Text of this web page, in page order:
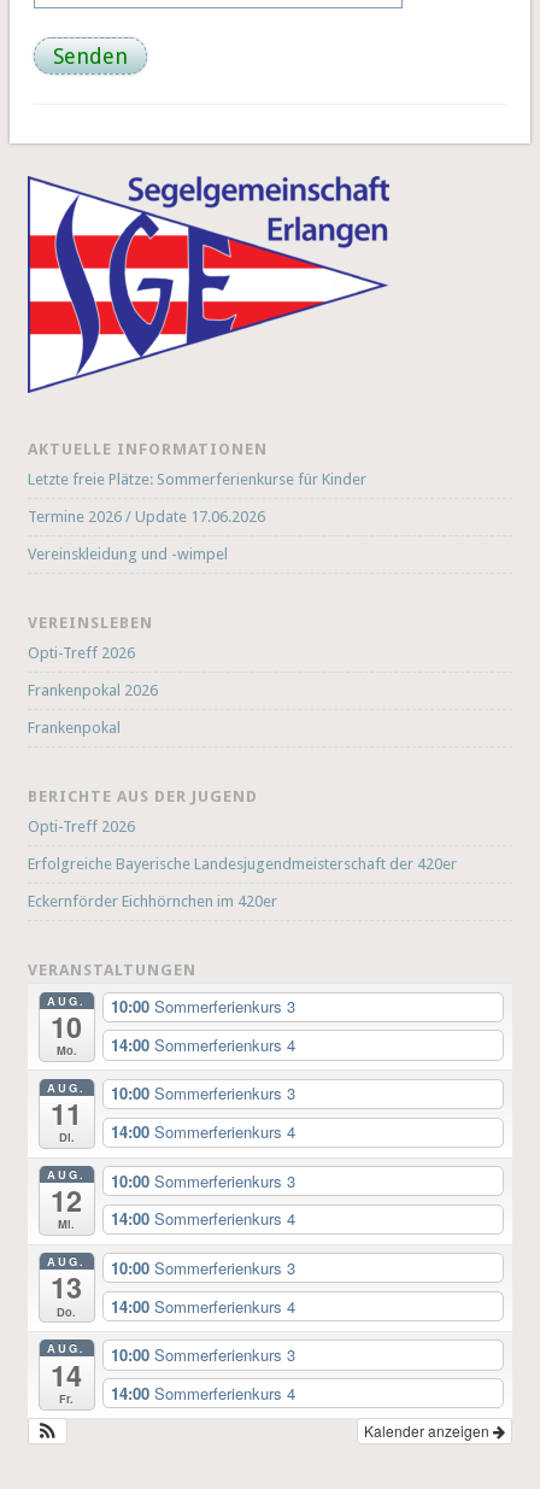
AKTUELLE INFORMATIONEN
Letzte freie Plätze: Sommerferienkurse für Kinder
Termine 2026 / Update 17.06.2026
Vereinskleidung und -wimpel
VEREINSLEBEN
Opti-Treff 2026
Frankenpokal 2026
Frankenpokal
BERICHTE AUS DER JUGEND
Opti-Treff 2026
Erfolgreiche Bayerische Landesjugendmeisterschaft der 420er
Eckernförder Eichhörnchen im 420er
VERANSTALTUNGEN
AUG.
10
Mo.
10:00 Sommerferienkurs 3
14:00 Sommerferienkurs 4
AUG.
11
Di.
10:00 Sommerferienkurs 3
14:00 Sommerferienkurs 4
AUG.
12
Mi.
10:00 Sommerferienkurs 3
14:00 Sommerferienkurs 4
AUG.
13
Do.
10:00 Sommerferienkurs 3
14:00 Sommerferienkurs 4
AUG.
14
Fr.
10:00 Sommerferienkurs 3
14:00 Sommerferienkurs 4
Kalender anzeigen